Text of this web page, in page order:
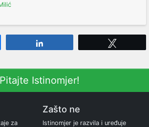
Pitajte Istinomjer!
za
Zašto ne
Istinomjer je razvila i uređuje